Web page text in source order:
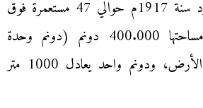
عددها إلى حدود سنة 1917م حوالي 47 مستعمرة فوق
أراضي بلغت مساحتها 400.000 دونم (دونم وحدة
لقياس مساحة الأرض، ودونم واحد يعادل 1000 متر